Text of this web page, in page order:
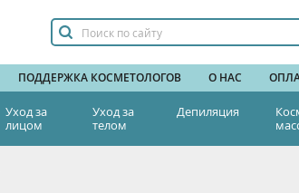
ПОДДЕРЖКА КОСМЕТОЛОГОВ О НАС
Уход за
лицом
Уход за
телом
Депиляция